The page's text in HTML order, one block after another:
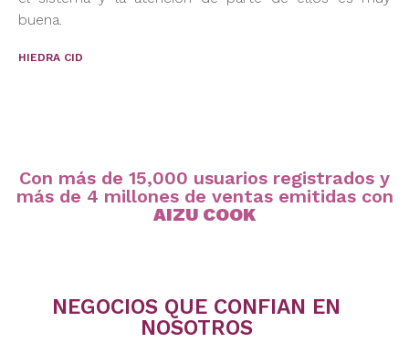
buena.
HIEDRA CID
Con más de 15,000 usuarios registrados y
más de 4 millones de ventas emitidas con
AIZU COOK
NEGOCIOS QUE CONFIAN EN
NOSOTROS